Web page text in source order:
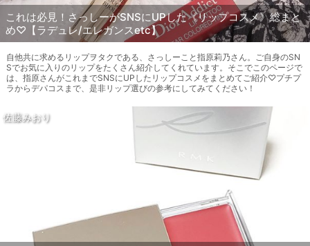
これは必見！さっしーがSNSにUPした《リップコスメ》総まと
め♡【ラデュレ/エレガンスetc】
自他共に求めるリップヲタクである、さっしーこと指原莉乃さん。ご自身のSN
Sでお気に入りのリップをたくさん紹介してくれています。そこでこのページで
は、指原さんがこれまでSNSにUPしたリップコスメをまとめてご紹介♡プチプ
ラからデパコスまで、是非リップ選びの参考にしてみてください！
佐藤みおり